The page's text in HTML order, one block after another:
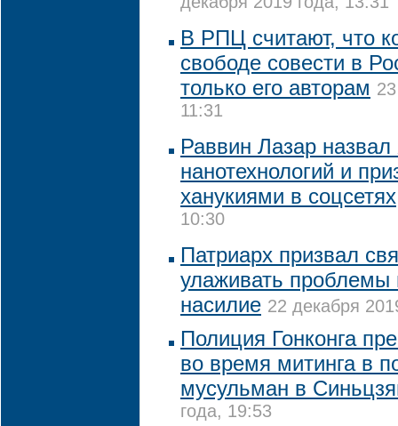
В РПЦ считают, что
свободе совести в
только его авторам
11:31
Раввин Лазар
нанотехнологий и
ханукиями в соцсетях
10:30
Патриарх призвал
улаживать проблемы
насилие 22 декабря
Полиция Гонконга
во время митинга в
мусульман в
года, 19:53